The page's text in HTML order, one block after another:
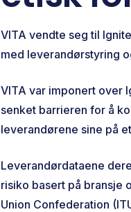
VITA vendte seg til
med leverandørstyring
VITA var imponert over
senket barrieren for å
leverandørene sine på
Leverandørdataene
risiko basert på bransje
Union Confederation